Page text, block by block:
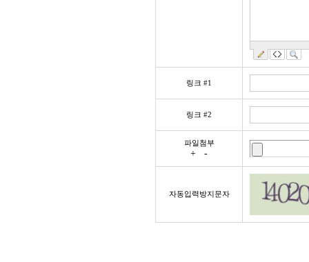
링크 #1
링크 #2
파일첨부
+ -
자동입력방지문자